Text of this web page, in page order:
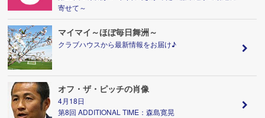
寄せて～
マイマイ～ほぼ毎日舞洲～
クラブハウスから最新情報をお届け♪
オフ・ザ・ピッチの肖像
4月18日
第8回 ADDITIONAL TIME：森島寛晃